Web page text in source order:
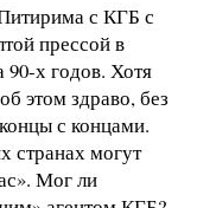
с КГБ с
прессой в
х годов. Хотя
этом здраво, без
с концами.
странах могут
Мог ли